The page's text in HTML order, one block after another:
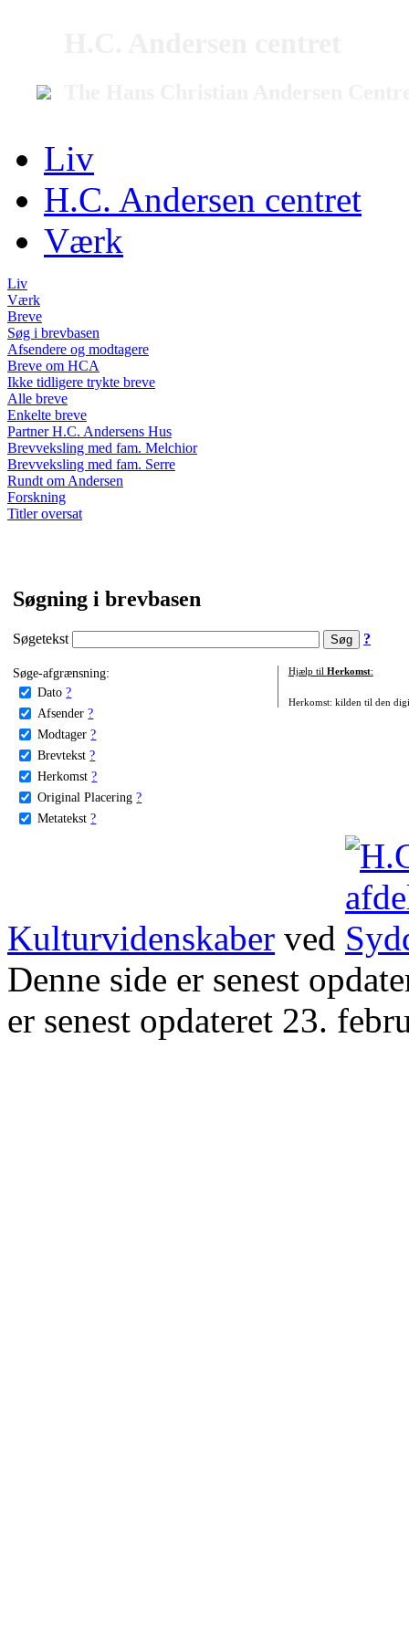
Liv
H.C. Andersen centret
Værk
Liv
Værk
Breve
Søg i brevbasen
Afsendere og modtagere
Breve om HCA
Ikke tidligere trykte breve
Alle breve
Enkelte breve
Partner H.C. Andersens Hus
Brevveksling med fam. Melchior
Brevveksling med fam. Serre
Rundt om Andersen
Forskning
Titler oversat
Søgning i brevbasen
Søgetekst ?
Søge-afgrænsning:
Dato ?
Afsender ?
Modtager ?
Brevtekst ?
Herkomst ?
Original Placering ?
Metatekst ?
Hjælp til Herkomst:
Herkomst: kilden til den
Kulturvidenskaber ved
Denne side er senest
er senest opdateret 23.